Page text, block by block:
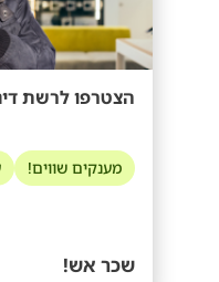
הצטרפו לרשת
מענקים שווים!
שכר אש!